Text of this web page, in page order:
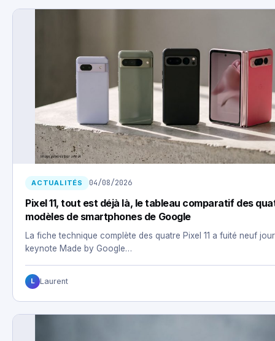
ACTUALITÉS 04/08/2026
Pixel 11, tout est déjà là, le tableau comparatif des
modèles de smartphones de Google
La fiche technique complète des quatre Pixel 11 a fuité neuf
keynote Made by Google…
L Laurent